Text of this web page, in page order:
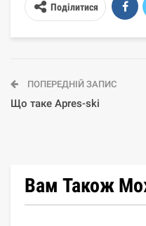
Поділитися
ПОПЕРЕДНІЙ ЗАПИС
Що таке Apres-ski
Вам Також